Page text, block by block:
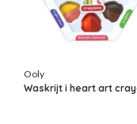
Ooly
Waskrijt i heart art